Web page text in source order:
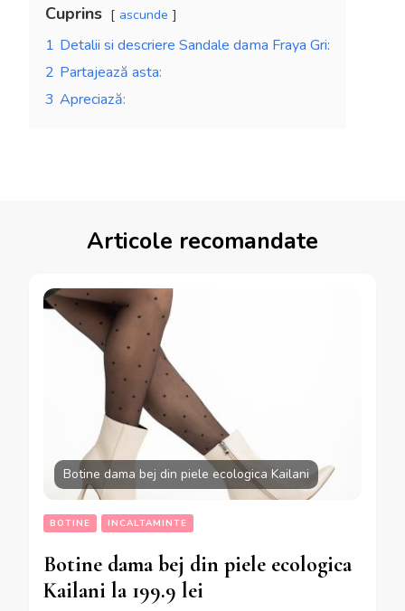
Cuprins ascunde
1 Detalii si descriere Sandale dama Fraya Gri:
2 Partajează asta:
3 Apreciază:
Articole recomandate
Botine dama bej din piele ecologica Kailani
BOTINE INCALTAMINTE
Botine dama bej din piele ecologica
Kailani la 199.9 lei